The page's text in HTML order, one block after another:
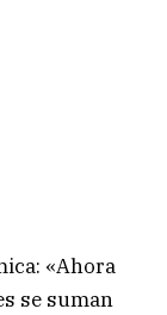
«Ahora
se suman